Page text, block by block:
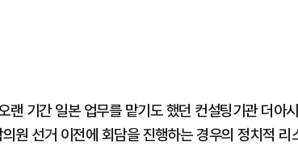
랜 기간 일본 업무를 맡기도 했던 컨설팅기관 더아
원 선거 이전에 회담을 진행하는 경우의 정치적